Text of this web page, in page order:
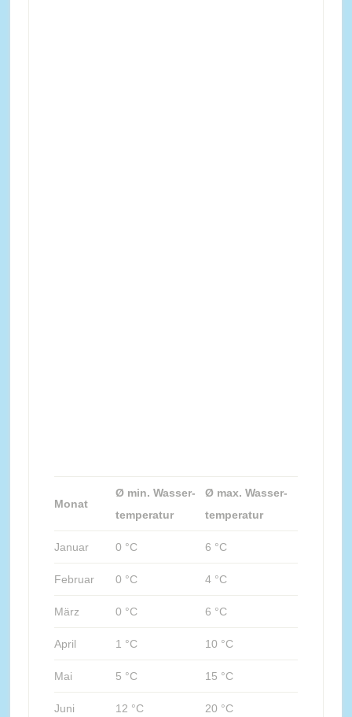
Monat
Ø min. Wasser-
temperatur
Ø max. Wasser-
temperatur
Januar 0 °C 6 °C
Februar 0 °C 4 °C
März 0 °C 6 °C
April 1 °C 10 °C
Mai 5 °C 15 °C
Juni 12 °C 20 °C